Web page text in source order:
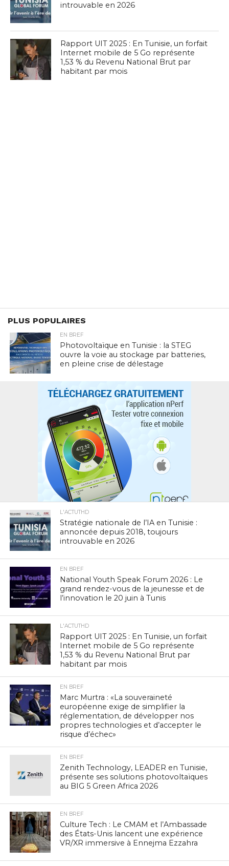
introuvable en 2026
Rapport UIT 2025 : En Tunisie, un forfait
Internet mobile de 5 Go représente
1,53 % du Revenu National Brut par
habitant par mois
PLUS POPULAIRES
EN BREF
Photovoltaïque en Tunisie : la STEG
ouvre la voie au stockage par batteries,
en pleine crise de délestage
L'ACTUTHD
Stratégie nationale de l’IA en Tunisie :
annoncée depuis 2018, toujours
introuvable en 2026
EN BREF
National Youth Speak Forum 2026 : Le
grand rendez-vous de la jeunesse et de
l’innovation le 20 juin à Tunis
L'ACTUTHD
Rapport UIT 2025 : En Tunisie, un forfait
Internet mobile de 5 Go représente
1,53 % du Revenu National Brut par
habitant par mois
EN BREF
Marc Murtra : «La souveraineté
européenne exige de simplifier la
réglementation, de développer nos
propres technologies et d’accepter le
risque d’échec»
EN BREF
Zenith Technology, LEADER en Tunisie,
présente ses solutions photovoltaïques
au BIG 5 Green Africa 2026
EN BREF
Culture Tech : Le CMAM et l’Ambassade
des États-Unis lancent une expérience
VR/XR immersive à Ennejma Ezzahra